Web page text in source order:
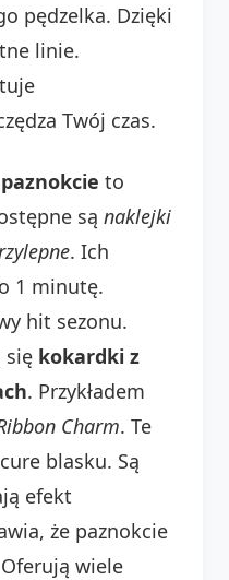
pędzelka. Dzięki
linie.
Twój czas.
to
są naklejki
. Ich
1 minutę.
hit sezonu.
się kokardki z
. Przykładem
Charm. Te
blasku. Są
efekt
że paznokcie
wiele